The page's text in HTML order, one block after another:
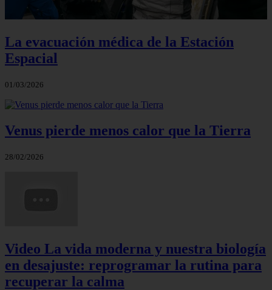
La evacuación médica de la Estación
Espacial
01/03/2026
Venus pierde menos calor que la Tierra
28/02/2026
Video La vida moderna y nuestra biología
en desajuste: reprogramar la rutina para
recuperar la calma